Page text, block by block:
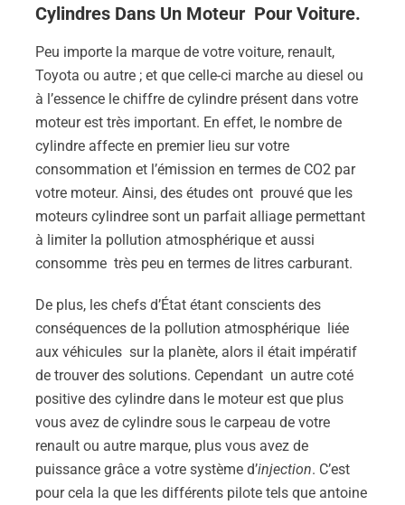
Cylindres Dans Un Moteur Pour Voiture.
Peu importe la marque de votre voiture, renault,
Toyota ou autre ; et que celle-ci marche au diesel ou
à l’essence le chiffre de cylindre présent dans votre
moteur est très important. En effet, le nombre de
cylindre affecte en premier lieu sur votre
consommation et l’émission en termes de CO2 par
votre moteur. Ainsi, des études ont prouvé que les
moteurs cylindree sont un parfait alliage permettant
à limiter la pollution atmosphérique et aussi
consomme très peu en termes de litres carburant.
De plus, les chefs d’État étant conscients des
conséquences de la pollution atmosphérique liée
aux véhicules sur la planète, alors il était impératif
de trouver des solutions. Cependant un autre coté
positive des cylindre dans le moteur est que plus
vous avez de cylindre sous le carpeau de votre
renault ou autre marque, plus vous avez de
puissance grâce a votre système d’injection. C’est
pour cela la que les différents pilote tels que antoine